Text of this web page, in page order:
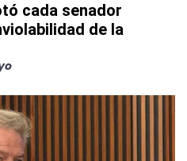
cada senador
de la